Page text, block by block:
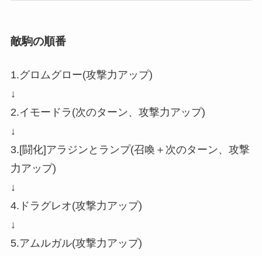
敵駒の順番
1.グロムグロー(攻撃力アップ)
↓
2.イモードラ(次のターン、攻撃力アップ)
↓
3.[闘化]アラジンとランプ(召喚＋次のターン、攻撃
力アップ)
↓
4.ドラグレオ(攻撃力アップ)
↓
5.アムルガル(攻撃力アップ)